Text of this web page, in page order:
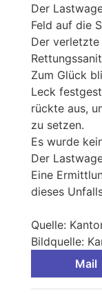
Der
Feld auf die
Der
Zum Glück
Leck
rückte aus,
zu setzen.
Es wurde
Der
Eine
dieses
Quelle:
Bildquelle:
Mail